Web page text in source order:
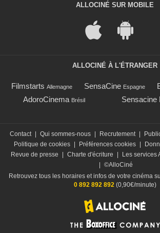
ALLOCINÉ SUR MOBILE
ALLOCINÉ À L'ÉTRANGER
Filmstarts Allemagne SensaCine Espagne
AdoroCinema Brésil Sensacine
Contact | Qui sommes-nous | Recrutement |
Politique de cookies | Préférences cookies |
Revue de presse
| Charte d'écriture | Les services
| ©AlloCiné
Retrouvez tous les horaires et infos de votre cinéma
0 892 892 892(0,90€/minute)